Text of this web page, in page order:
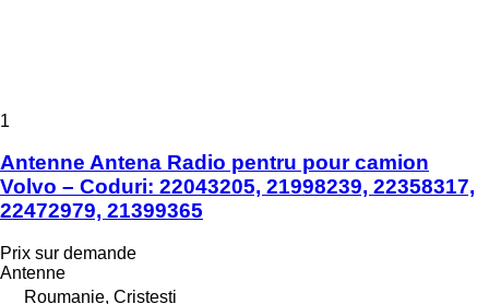
1
Antenne Antena Radio pentru pour camion
Volvo – Coduri: 22043205, 21998239, 22358317,
22472979, 21399365
Prix sur demande
Antenne
Roumanie, Cristesti